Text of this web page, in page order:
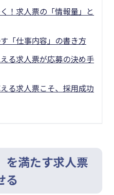
！求人票の「情報量」と
「仕事内容」の書き方
る求人票が応募の決め手
る求人票こそ、採用成功
を満たす求人票
る